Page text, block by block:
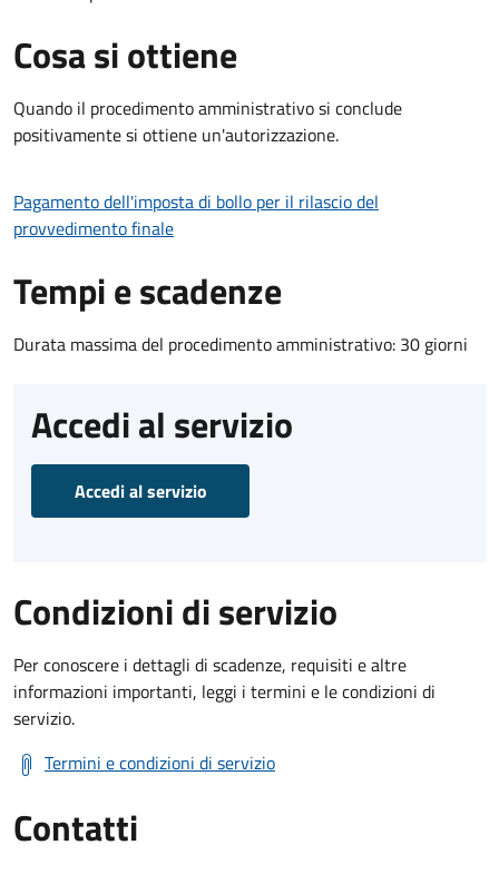
Cosa si ottiene
Quando il procedimento amministrativo si conclude
positivamente si ottiene un'autorizzazione.
Pagamento dell'imposta di bollo per il rilascio del
provvedimento finale
Tempi e scadenze
Durata massima del procedimento amministrativo: 30 giorni
Accedi al servizio
Accedi al servizio
Condizioni di servizio
Per conoscere i dettagli di scadenze, requisiti e altre
informazioni importanti, leggi i termini e le condizioni di
servizio.
Termini e condizioni di servizio
Contatti